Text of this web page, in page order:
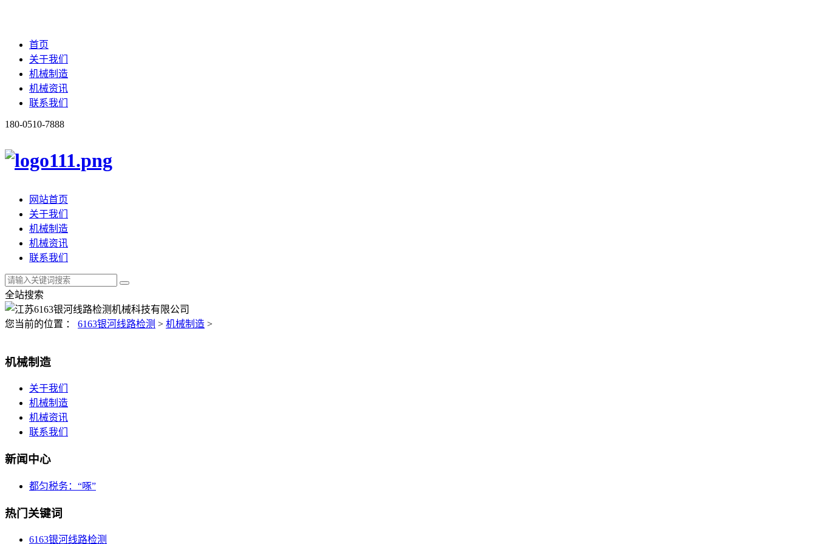
首页
关于我们
机械制造
机械资讯
联系我们
180-0510-7888
网站首页
关于我们
机械制造
机械资讯
联系我们
全站搜索
您当前的位置 ： 6163银河线路检测 > 机械制造 >
机械制造
关于我们
机械制造
机械资讯
联系我们
新闻中心
都匀税务：“啄”
热门关键词
6163银河线路检测